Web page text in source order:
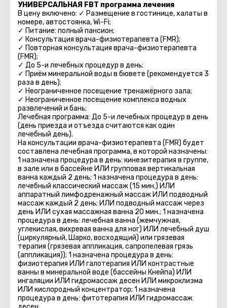
УНИВЕРСАЛЬНАЯ FBT программа лечения
В цену включено: ✓ Размещение в гостинице, халаты в
номере, автостоянка, Wi-Fi;
✓ Питание: полный пансион;
✓ Консультация врача-физиотерапевта (FMR);
✓ Повторная консультация врача-физиотерапевта
(FMR);
✓ До 5-и лечебных процедур в день;
✓ Приём минеральной воды в бювете (рекомендуется 3
раза в день);
✓ Неограниченное посещение тренажёрного зала;
✓ Неограниченное посещение комплекса водных
развлечений и бань;
Лечебная программа: До 5-и лечебных процедур в день
(день приезда и отъезда считаются как один
лечебный день).
На консультации врача-физиотерапевта (FMR) будет
составлена лечебная программа, в которой назначены:
1 назначена процедура в день: кинезитерапия в группе,
в зале или в бассейне ИЛИ групповая вертикальная
ванна каждый 2 день; 1 назначена процедура в день:
лечебный классический массаж (15 мин.) ИЛИ
аппаратный лимфодренажный массаж ИЛИ подводный
массаж каждый 2 день; ИЛИ подводный массаж через
день ИЛИ сухая массажная ванна 20 мин.; 1 назначена
процедура в день: лечебная ванна (жемчужная,
углекислая, вихревая ванна для ног) ИЛИ лечебный душ
(циркулярный, Шарко, восходящий) или грязевая
терапия (грязевая аппликация, сапропелевая грязь
(аппликация)); 1 назначена процедура в день:
физиотерапия ИЛИ галотерапия ИЛИ контрастные
ванны в минеральной воде (бассейны Кнейпa) ИЛИ
ингаляции ИЛИ гидромассаж десен ИЛИ микроклизмa
ИЛИ кислородный концентратор; 1 назначена
процедура в день: фитотерапия ИЛИ гидромассаж